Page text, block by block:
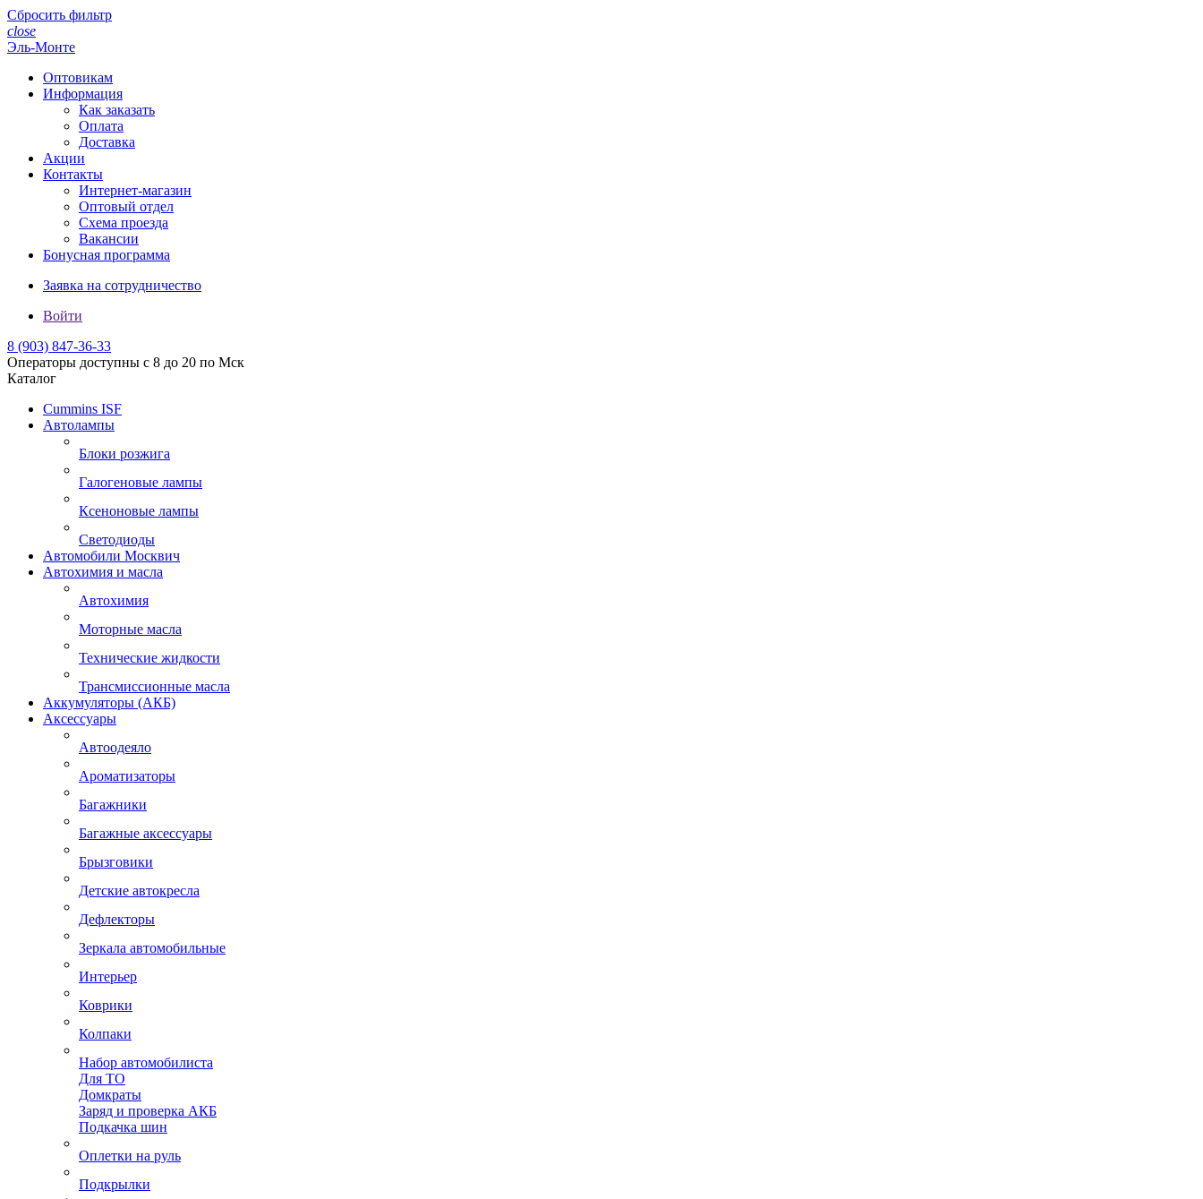
Сбросить фильтр
close
Эль-Монте
Оптовикам
Информация
Как заказать
Оплата
Доставка
Акции
Контакты
Интернет-магазин
Оптовый отдел
Схема проезда
Вакансии
Бонусная программа
Заявка на сотрудничество
Войти
8 (903) 847-36-33
Операторы доступны с 8 до 20 по Мск
Каталог
Cummins ISF
Автолампы
Блоки розжига
Галогеновые лампы
Ксеноновые лампы
Светодиоды
Автомобили Москвич
Автохимия и масла
Автохимия
Моторные масла
Технические жидкости
Трансмиссионные масла
Аккумуляторы (АКБ)
Аксессуары
Автоодеяло
Ароматизаторы
Багажники
Багажные аксессуары
Брызговики
Детские автокресла
Дефлекторы
Зеркала автомобильные
Интерьер
Коврики
Колпаки
Набор автомобилиста
Для ТО
Домкраты
Заряд и проверка АКБ
Подкачка шин
Оплетки на руль
Подкрылки